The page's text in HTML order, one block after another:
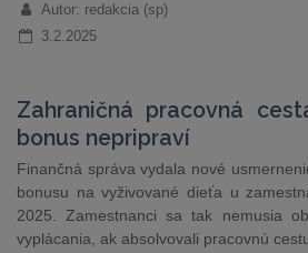
Autor: redakcia (sp)
3.2.2025
Zahraničná pracovná
bonus nepripraví
Finančná správa vydala nové
bonusu na vyživované dieťa u
2025. Zamestnanci sa tak nemusia
vyplácania, ak absolvovali pracovnú